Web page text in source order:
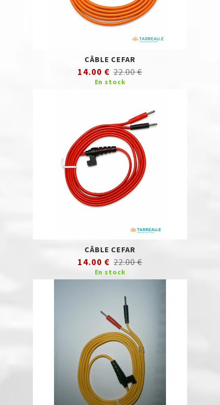
CÂBLE CEFAR
14.00 € 22.00 €
En stock
CÂBLE CEFAR
14.00 € 22.00 €
En stock